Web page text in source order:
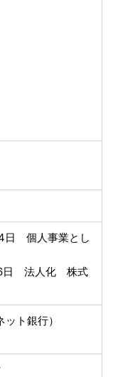
日 個人事業とし
日 法人化 株式
ト銀行）